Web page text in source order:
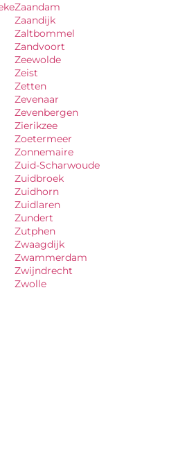
Zaandam
Zaandijk
Zaltbommel
Zandvoort
Zeewolde
Zeist
Zetten
Zevenaar
Zevenbergen
Zierikzee
Zoetermeer
Zonnemaire
Zuid-Scharwoude
Zuidbroek
Zuidhorn
Zuidlaren
Zundert
Zutphen
Zwaagdijk
Zwammerdam
Zwijndrecht
Zwolle